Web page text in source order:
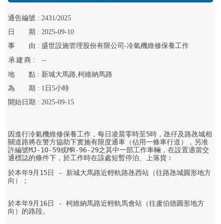
通告編號 :2431/2025
日
期 :2025-09-10
事
由 :盛世設施管理股份有限公司-冷氣機維修保養工作
承建 商 :
--
地
點 : 新城大馬路,柯維納馬路
為
期 : 1 日5小時
開始 日期 :2025-09-15
因進行冷氣機維修保養工作，每日凌晨零時至5時，氹仔及路氹城相
關道路將在警方協助下實施有限度通車（佔用一條車行道），另准
許編號MJ-10-59或MR-96-29之其中一部工作車輛，在設置適當交
通標誌的條件下，於工作時在該處短暫停泊、上落貨︰
於本年9月15日 - 新城大馬路近輕軌路氹西站（往路氹城圓形地方
向）；
於本年9月16日 - 柯維納馬路近輕軌馬會站（往盧伯德圓形地方
向）的路段。